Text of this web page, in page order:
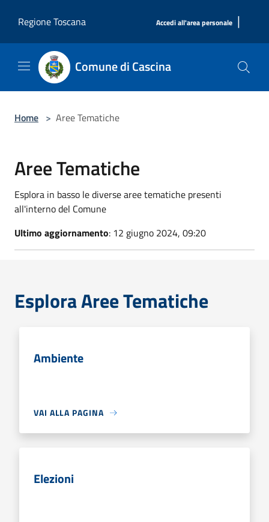
Regione Toscana
Accedi all'area personale |
Comune di Cascina
Home > Aree Tematiche
Aree Tematiche
Esplora in basso le diverse aree tematiche presenti
all'interno del Comune
Ultimo aggiornamento: 12 giugno 2024, 09:20
Esplora Aree Tematiche
Ambiente
VAI ALLA PAGINA
Elezioni